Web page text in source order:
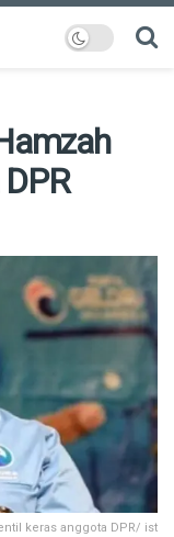
keras anggota DPR/ ist